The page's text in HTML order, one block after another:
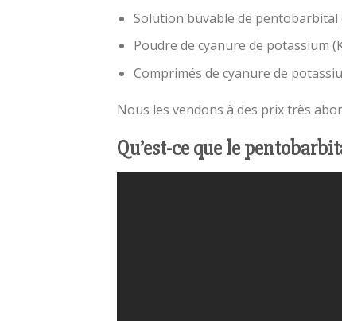
Solution buvable de pentobarbital
Poudre de cyanure de potassium
Comprimés de cyanure de
Nous les vendons à des prix très
Qu’est-ce que le